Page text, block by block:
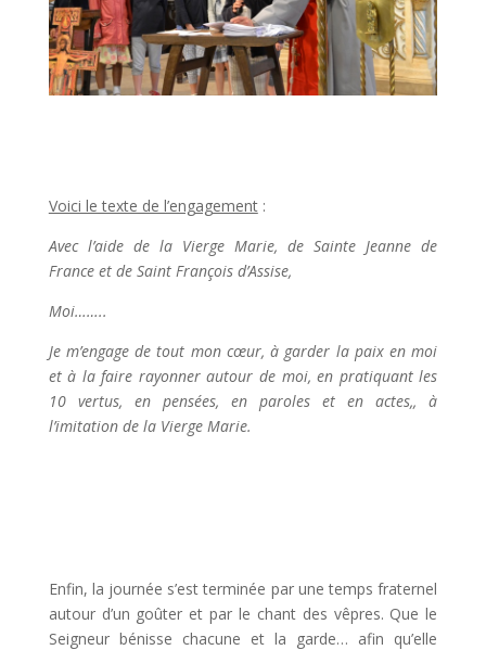
Voici le texte de l’engagement:
Avec l’aide de la Vierge Marie, de Sainte Jeanne de
France et de Saint François d’Assise,
Moi……..
Je m’engage de tout mon cœur, à garder la paix en moi
et à la faire rayonner autour de moi, en pratiquant les
10 vertus, en pensées, en paroles et en actes,, à
l’imitation de la Vierge Marie.
Enfin, la journée s’est terminée par une temps fraternel
autour d’un goûter et par le chant des vêpres. Que le
Seigneur bénisse chacune et la garde… afin qu’elle